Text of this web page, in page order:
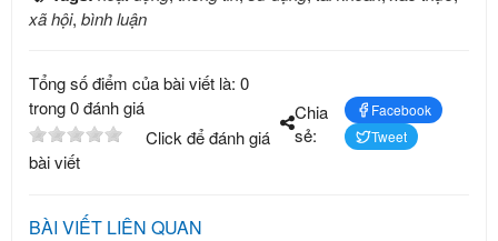
xã hội, bình luận
Tổng số điểm của bài viết là: 0
trong 0 đánh giá
Click để đánh giá
bài viết
Chia
sẻ:
Facebook
Tweet
BÀI VIẾT LIÊN QUAN